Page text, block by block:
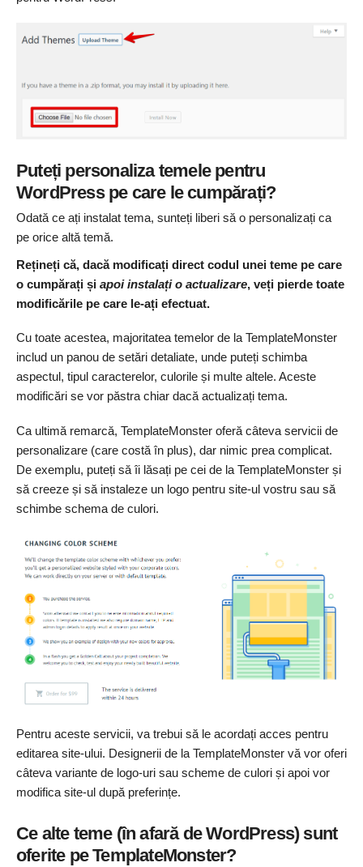
Puteți personaliza temele pentru
WordPress pe care le cumpărați?
Odată ce ați instalat tema, sunteți liberi să o personalizați ca
pe orice altă temă.
Rețineți că, dacă modificați direct codul unei teme pe care
o cumpărați și apoi instalați o actualizare, veți pierde toate
modificările pe care le-ați efectuat.
Cu toate acestea, majoritatea temelor de la TemplateMonster
includ un panou de setări detaliate, unde puteți schimba
aspectul, tipul caracterelor, culorile și multe altele. Aceste
modificări se vor păstra chiar dacă actualizați tema.
Ca ultimă remarcă, TemplateMonster oferă câteva servicii de
personalizare (care costă în plus), dar nimic prea complicat.
De exemplu, puteți să îi lăsați pe cei de la TemplateMonster și
să creeze și să instaleze un logo pentru site-ul vostru sau să
schimbe schema de culori.
Pentru aceste servicii, va trebui să le acordați acces pentru
editarea site-ului. Designerii de la TemplateMonster vă vor oferi
câteva variante de logo-uri sau scheme de culori și apoi vor
modifica site-ul după preferințe.
Ce alte teme (în afară de WordPress) sunt
oferite pe TemplateMonster?